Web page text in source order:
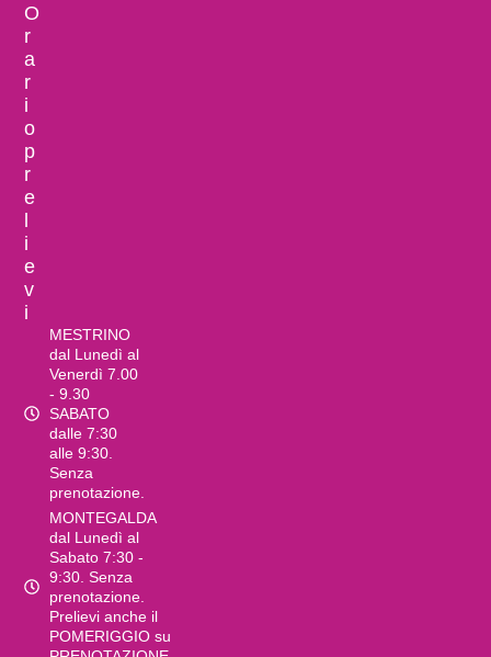
O
r
a
r
i
o
p
r
e
l
i
e
v
i
MESTRINO
dal Lunedì al
Venerdì 7.00
- 9.30
SABATO
dalle 7:30
alle 9:30.
Senza
prenotazione.
MONTEGALDA
dal Lunedì al
Sabato 7:30 -
9:30. Senza
prenotazione.
Prelievi anche il
POMERIGGIO su